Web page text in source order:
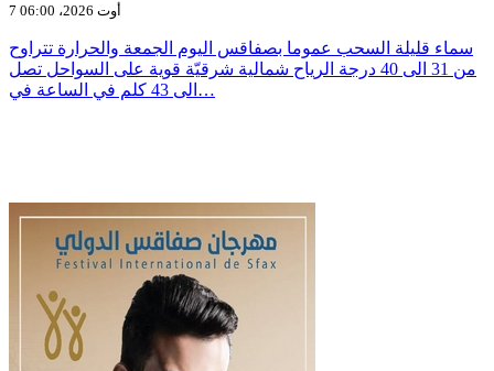
7 أوت 2026، 06:00
سماء قليلة السحب عموما بصفاقس اليوم الجمعة والحرارة تتراوح
من 31 الى 40 درجة الرياح شمالية شرقيّة قوية على السواحل تصل
الى 43 كلم في الساعة في…